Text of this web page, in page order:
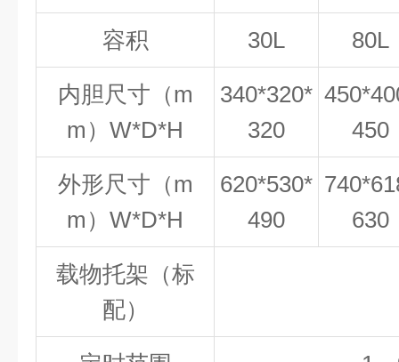
容积 30L 80L
内胆尺寸（m
m）W*D*H
340*320*
320
450
外形尺寸（m
m）W*D*H
620*530*
490
630
载物托架（标
配）